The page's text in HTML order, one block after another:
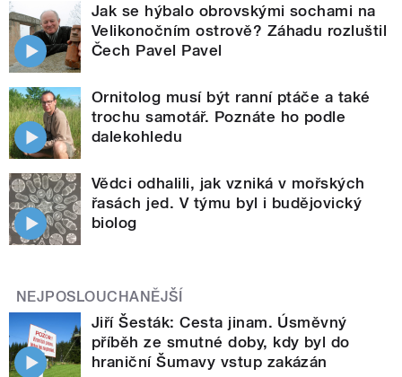
Jak se hýbalo obrovskými sochami na
Velikonočním ostrově? Záhadu rozluštil
Čech Pavel Pavel
Ornitolog musí být ranní ptáče a také
trochu samotář. Poznáte ho podle
dalekohledu
Vědci odhalili, jak vzniká v mořských
řasách jed. V týmu byl i budějovický
biolog
NEJPOSLOUCHANĚJŠÍ
Jiří Šesták: Cesta jinam. Úsměvný
příběh ze smutné doby, kdy byl do
hraniční Šumavy vstup zakázán